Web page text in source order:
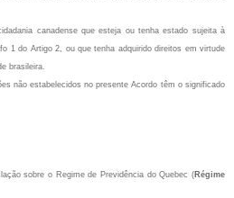
canadense que esteja ou tenha estado sujeita à
1 do Artigo 2, ou que tenha adquirido direitos em virtude
brasileira.
não estabelecidos no presente Acordo têm o significado
sobre o Regime de Previdência do Quebec ( Régime